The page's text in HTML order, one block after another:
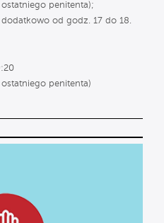
penitenta);
od godz. 17 do 18.
penitenta)